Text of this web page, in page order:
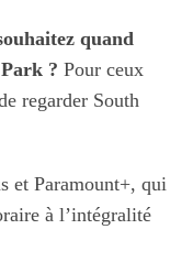
quand
? Pour ceux
regarder South
et Paramount+, qui
à l’intégralité